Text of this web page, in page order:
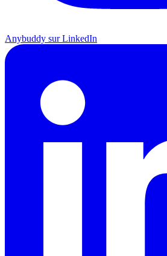
Anybuddy sur LinkedIn